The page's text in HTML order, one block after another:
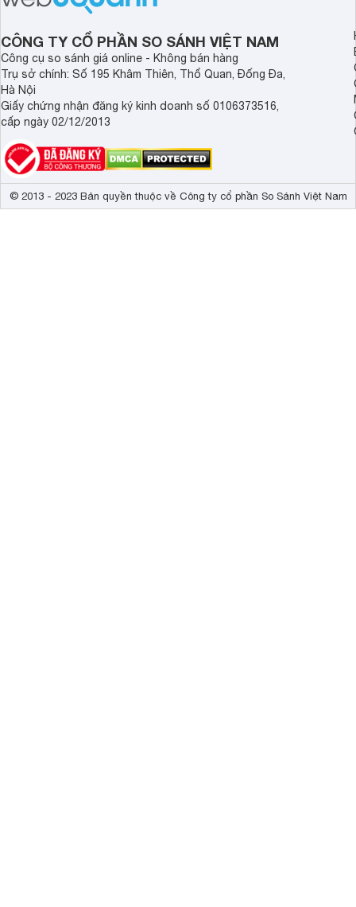
CÔNG TY CỔ PHẦN SO SÁNH VIỆT NAM
Công cụ so sánh giá online - Không bán hàng
Trụ sở chính: Số 195 Khâm Thiên, Thổ Quan, Đống Đa,
Hà Nội
Giấy chứng nhận đăng ký kinh doanh số 0106373516,
cấp ngày 02/12/2013
© 2013 - 2023 Bản quyền thuộc về Công ty cổ phần So Sánh Việt Nam